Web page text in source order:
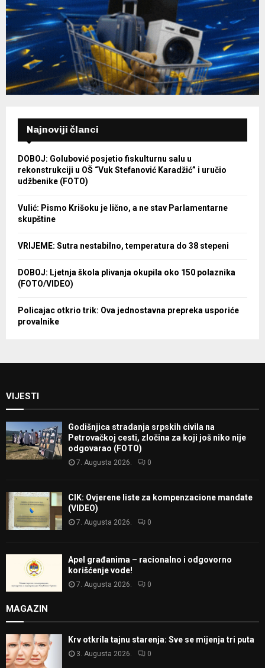
Najnoviji članci
DOBOJ: Golubović posjetio fiskulturnu salu u
rekonstrukciji u OŠ “Vuk Stefanović Karadžić” i uručio
udžbenike (FOTO)
Vulić: Pismo Krišoku je lično, a ne stav Parlamentarne
skupštine
VRIJEME: Sutra nestabilno, temperatura do 38 stepeni
DOBOJ: Ljetnja škola plivanja okupila oko 150 polaznika
(FOTO/VIDEO)
Policajac otkrio trik: Ova jednostavna prepreka usporiće
provalnike
VIJESTI
Godišnjica stradanja srpskih civila na
Petrovačkoj cesti, zločina za koji još niko nije
odgovarao (FOTO)
7. Augusta 2026. 0
CIK: Ovjerene liste za kompenzacione mandate
(VIDEO)
7. Augusta 2026. 0
Apel građanima – racionalno i odgovorno
korišćenje vode!
7. Augusta 2026. 0
MAGAZIN
Krv otkrila tajnu starenja: Sve se mijenja tri puta
3. Augusta 2026. 0